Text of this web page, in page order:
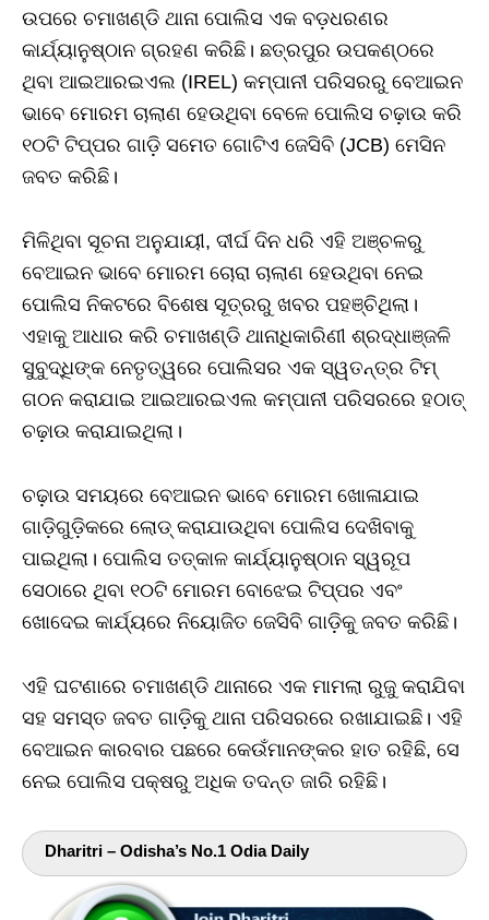
ଉପରେ ଚମାଖଣ୍ଡି ଥାନା ପୋଲିସ ଏକ ବଡ଼ଧରଣର
କାର୍ଯ୍ୟାନୁଷ୍ଠାନ ଗ୍ରହଣ କରିଛି। ଛତ୍ରପୁର ଉପକଣ୍ଠରେ
ଥିବା ଆଇଆରଇଏଲ (IREL) କମ୍ପାନୀ ପରିସରରୁ ବେଆଇନ
ଭାବେ ମୋରମ ଚାଲାଣ ହେଉଥିବା ବେଳେ ପୋଲିସ ଚଢ଼ାଉ କରି
୧୦ଟି ଟିପ୍ପର ଗାଡ଼ି ସମେତ ଗୋଟିଏ ଜେସିବି (JCB) ମେସିନ
ଜବତ କରିଛି।
ମିଳିଥିବା ସୂଚନା ଅନୁଯାୟୀ, ଦୀର୍ଘ ଦିନ ଧରି ଏହି ଅଞ୍ଚଳରୁ
ବେଆଇନ ଭାବେ ମୋରମ ଚୋରା ଚାଲାଣ ହେଉଥିବା ନେଇ
ପୋଲିସ ନିକଟରେ ବିଶେଷ ସୂତ୍ରରୁ ଖବର ପହଞ୍ଚିଥିଲା।
ଏହାକୁ ଆଧାର କରି ଚମାଖଣ୍ଡି ଥାନାଧିକାରିଣୀ ଶ୍ରଦ୍ଧାଞ୍ଜଳି
ସୁବୁଦ୍ଧିଙ୍କ ନେତୃତ୍ୱରେ ପୋଲିସର ଏକ ସ୍ୱତନ୍ତ୍ର ଟିମ୍
ଗଠନ କରାଯାଇ ଆଇଆରଇଏଲ କମ୍ପାନୀ ପରିସରରେ ହଠାତ୍
ଚଢ଼ାଉ କରାଯାଇଥିଲା।
ଚଢ଼ାଉ ସମୟରେ ବେଆଇନ ଭାବେ ମୋରମ ଖୋଳାଯାଇ
ଗାଡ଼ିଗୁଡ଼ିକରେ ଲୋଡ୍ କରାଯାଉଥିବା ପୋଲିସ ଦେଖିବାକୁ
ପାଇଥିଲା। ପୋଲିସ ତତ୍କାଳ କାର୍ଯ୍ୟାନୁଷ୍ଠାନ ସ୍ୱରୂପ
ସେଠାରେ ଥିବା ୧୦ଟି ମୋରମ ବୋଝେଇ ଟିପ୍ପର ଏବଂ
ଖୋଦେଇ କାର୍ଯ୍ୟରେ ନିୟୋଜିତ ଜେସିବି ଗାଡ଼ିକୁ ଜବତ କରିଛି।
ଏହି ଘଟଣାରେ ଚମାଖଣ୍ଡି ଥାନାରେ ଏକ ମାମଲା ରୁଜୁ କରାଯିବା
ସହ ସମସ୍ତ ଜବତ ଗାଡ଼ିକୁ ଥାନା ପରିସରରେ ରଖାଯାଇଛି। ଏହି
ବେଆଇନ କାରବାର ପଛରେ କେଉଁମାନଙ୍କର ହାତ ରହିଛି, ସେ
ନେଇ ପୋଲିସ ପକ୍ଷରୁ ଅଧିକ ତଦନ୍ତ ଜାରି ରହିଛି।
Dharitri – Odisha’s No.1 Odia Daily